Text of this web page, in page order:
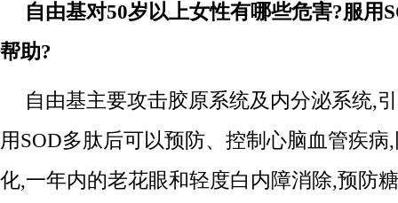
自由基对50岁以上女性有哪些危害?服用
帮助?
自由基主要攻击胶原系统及内分泌系统,
用SOD多肽后可以预防、控制心脑血管疾
化,一年内的老花眼和轻度白内障消除,预防